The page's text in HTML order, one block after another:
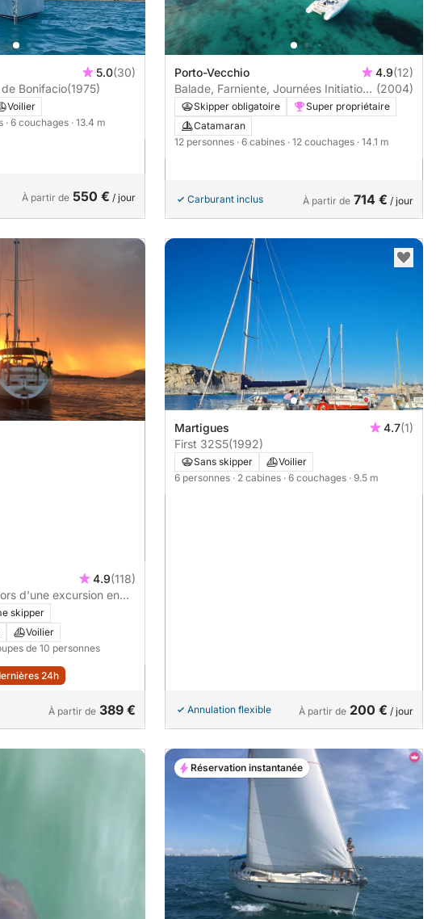
5.0(30)
Bonifacio(1975)
Voilier
· 6 couchages · 13.4 m
À partir de 550 € / jour
Porto-Vecchio 4.9(12)
Balade, Farniente, Journées Initiation
et découverte Voile
(2004)
Skipper obligatoire
Super propriétaire
Catamaran
12 personnes · 6 cabines · 12 couchages · 14.1 m
Carburant inclus À partir de 714 € / jour
4.9(118)
d'une excursion en
skipper
Voilier
de 10 personnes
24h
À partir de 389 €
Martigues 4.7(1)
First 32S5(1992)
Sans skipper
Voilier
6 personnes · 2 cabines · 6 couchages · 9.5 m
Annulation flexible À partir de 200 € / jour
Réservation instantanée